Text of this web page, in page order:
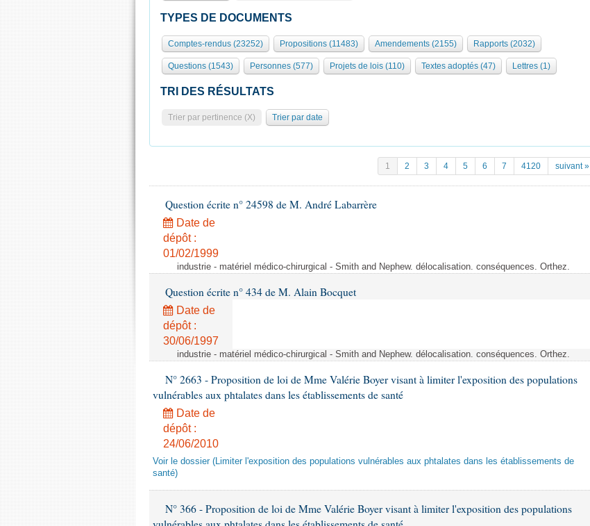
TYPES DE DOCUMENTS
Comptes-rendus (23252) Propositions (11483) Amendements (2155) Rapports (2032)
Questions (1543) Personnes (577) Projets de lois (110) Textes adoptés (47) Lettres (1)
TRI DES RÉSULTATS
Trier par pertinence (X) Trier par date
1 2 3 4 5 6 7 4120 suivant »
Question écrite n° 24598 de M. André Labarrère
Date de
dépôt :
01/02/1999
industrie - matériel médico-chirurgical - Smith and Nephew. délocalisation. conséquences. Orthez.
Question écrite n° 434 de M. Alain Bocquet
Date de
dépôt :
30/06/1997
industrie - matériel médico-chirurgical - Smith and Nephew. délocalisation. conséquences. Orthez.
N° 2663 - Proposition de loi de Mme Valérie Boyer visant à limiter l'exposition des populations
vulnérables aux phtalates dans les établissements de santé
Date de
dépôt :
24/06/2010
Voir le dossier (Limiter l'exposition des populations vulnérables aux phtalates dans les établissements de
santé)
N° 366 - Proposition de loi de Mme Valérie Boyer visant à limiter l'exposition des populations